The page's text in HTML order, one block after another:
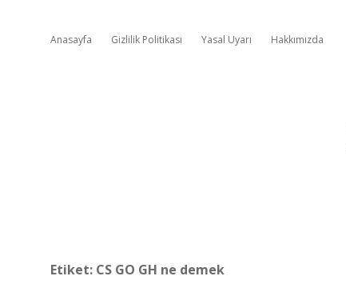
Anasayfa Gizlilik Politikası Yasal Uyarı Hakkımızda
Etiket: CS GO GH ne demek